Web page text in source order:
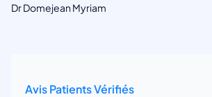
Dr Domejean Myriam
Avis Patients Vérifiés